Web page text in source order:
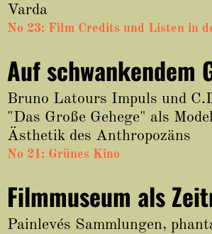
Varda
No 23: Film Credits und Listen in
Auf schwankendem
Bruno Latours Impuls und
"Das Große Gehege" als
Ästhetik des Anthropozäns
No 21: Grünes Kino
Filmmuseum als
Painlevés Sammlungen,